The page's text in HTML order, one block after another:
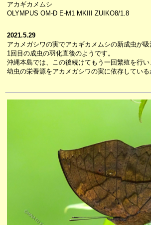
アカギカメムシ
OLYMPUS OM-D E-M1 MKIII ZUIKO8/1.8
2021.5.29
アカメガシワの実でアカギカメムシの新成虫が吸
1回目の成虫の羽化直後のようです。
沖縄本島では、この後続けてもう一回繁殖を行い
幼虫の栄養源をアカメガシワの実に依存している